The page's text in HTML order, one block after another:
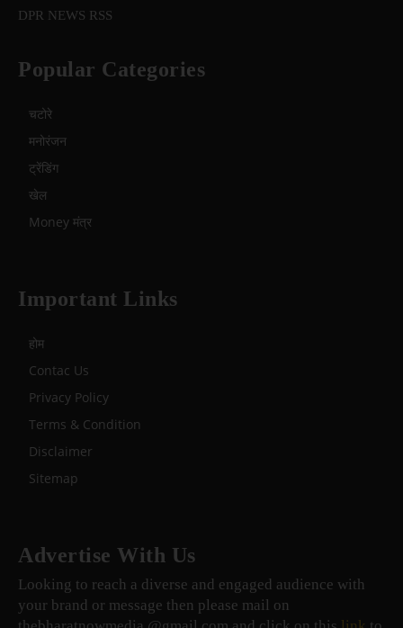
DPR NEWS RSS
Popular Categories
चटोरे
मनोरंजन
ट्रेंडिंग
खेल
Money मंत्र
Important Links
होम
Contac Us
Privacy Policy
Terms & Condition
Disclaimer
Sitemap
Advertise With Us
Looking to reach a diverse and engaged audience with
your brand or message then please mail on